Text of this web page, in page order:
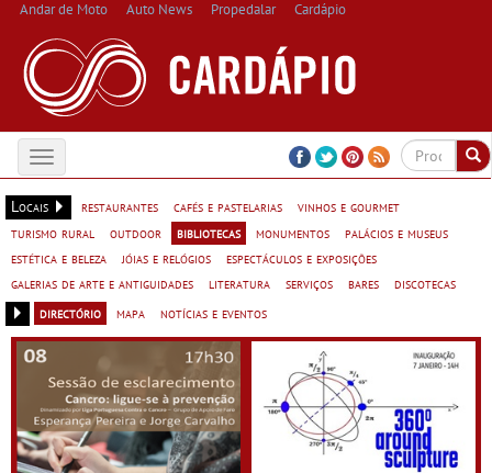
Andar de Moto Auto News Propedalar Cardápio
Toggle
navigation
Locais
restaurantes cafés e pastelarias
vinhos e gourmet
turismo rural
outdoor bibliotecas monumentos
palácios e museus
estética e beleza
jóias e relógios
espectáculos e exposições
galerias de arte e antiguidades
literatura serviços bares
discotecas
directório
mapa notícias e eventos